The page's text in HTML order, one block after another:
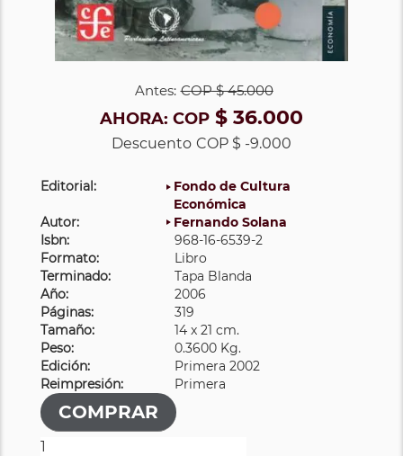
Antes: COP$ 45.000
AHORA: COP $ 36.000
Descuento COP $ -9.000
Editorial:
Fondo de Cultura
Económica
Autor:
Fernando Solana
Isbn:
968-16-6539-2
Formato:
Libro
Terminado:
Tapa Blanda
Año:
2006
Páginas:
319
Tamaño:
14 x 21 cm.
Peso:
0.3600 Kg.
Edición:
Primera 2002
Reimpresión:
Primera